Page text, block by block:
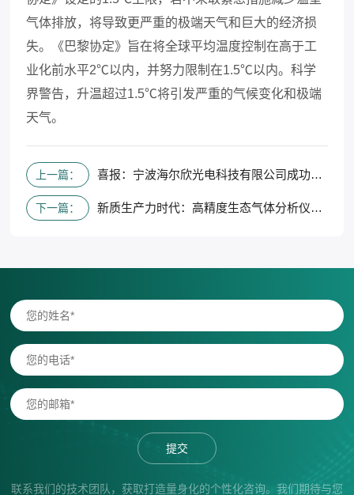
气体排放，将导致更严重的极端天气和巨大的经济损
失。《巴黎协定》旨在将全球平均温度控制在高于工
业化前水平2℃以内，并努力限制在1.5℃以内。科学
界警告，升温超过1.5℃将引发严重的气候变化和极端
天气。
上一篇： 喜报：宁波海尔欣光电科技有限公司成功入库2024年度第一批区级企业技术研发中心名单
下一篇： 新质生产力时代：高精度生态气体分析仪驱动绿色未来
提交
联系我们的技术团队，获取打造量身化的个性化咨询。我们期待与您